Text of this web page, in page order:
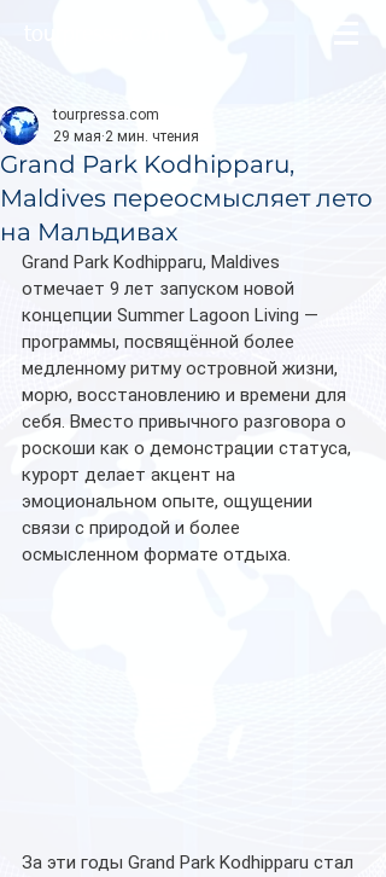
Grand Park Kodhipparu,
Maldives переосмысляет лето
на Мальдивах
tourpressa.com
29 мая 2 мин. чтения
Grand Park Kodhipparu, Maldives
отмечает 9 лет запуском новой
концепции Summer Lagoon Living —
программы, посвящённой более
медленному ритму островной жизни,
морю, восстановлению и времени для
себя. Вместо привычного разговора о
роскоши как о демонстрации статуса,
курорт делает акцент на
эмоциональном опыте, ощущении
связи с природой и более
осмысленном формате отдыха.
За эти годы Grand Park Kodhipparu стал